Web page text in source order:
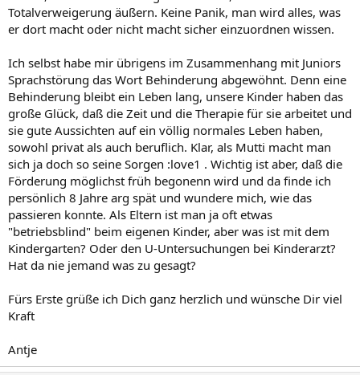
Totalverweigerung äußern. Keine Panik, man wird alles, was
er dort macht oder nicht macht sicher einzuordnen wissen.
Ich selbst habe mir übrigens im Zusammenhang mit Juniors
Sprachstörung das Wort Behinderung abgewöhnt. Denn eine
Behinderung bleibt ein Leben lang, unsere Kinder haben das
große Glück, daß die Zeit und die Therapie für sie arbeitet und
sie gute Aussichten auf ein völlig normales Leben haben,
sowohl privat als auch beruflich. Klar, als Mutti macht man
sich ja doch so seine Sorgen :love1 . Wichtig ist aber, daß die
Förderung möglichst früh begonenn wird und da finde ich
persönlich 8 Jahre arg spät und wundere mich, wie das
passieren konnte. Als Eltern ist man ja oft etwas
"betriebsblind" beim eigenen Kinder, aber was ist mit dem
Kindergarten? Oder den U-Untersuchungen bei Kinderarzt?
Hat da nie jemand was zu gesagt?
Fürs Erste grüße ich Dich ganz herzlich und wünsche Dir viel
Kraft
Antje